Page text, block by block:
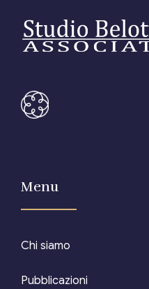
Menu
Chi siamo
Pubblicazioni